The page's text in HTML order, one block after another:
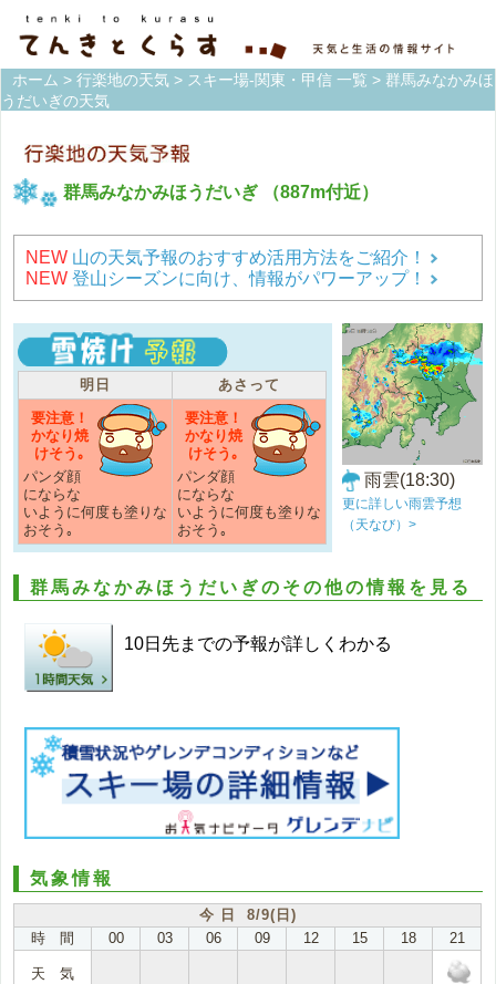
ホーム > 行楽地の天気 > スキー場-関東・甲信 一覧 > 群馬みなかみほ
うだいぎの天気
群馬みなかみほうだいぎ （887m付近）
NEW 山の天気予報のおすすめ活用方法をご紹介！
NEW 登山シーズンに向け、情報がパワーアップ！
明日
あさって
要注意！
かなり焼
けそう｡
パンダ顔
にならな
いように何度も塗りな
おそう｡
要注意！
かなり焼
けそう｡
パンダ顔
にならな
いように何度も塗りな
おそう｡
雨雲(18:30)
更に詳しい雨雲予想
（天なび）>
群馬みなかみほうだいぎのその他の情報を見る
10日先までの予報が詳しくわかる
気象情報
今 日 8/9(日)
時 間
00 03 06 09 12 15 18 21
天 気